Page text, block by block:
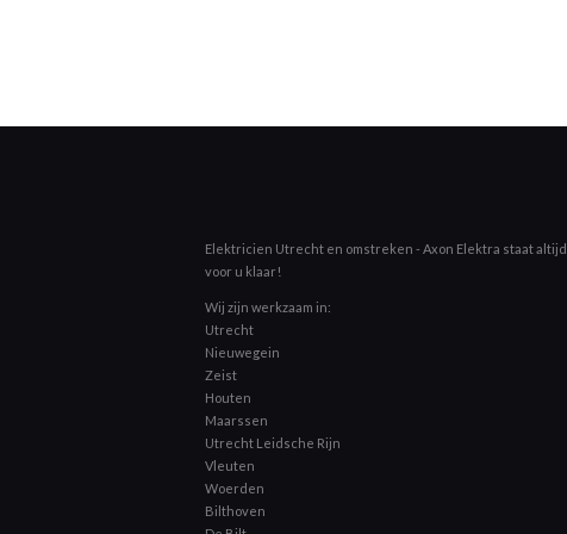
Elektricien Utrecht en omstreken - Axon Elektra staat altijd
voor u klaar!
Wij zijn werkzaam in:
Utrecht
Nieuwegein
Zeist
Houten
Maarssen
Utrecht Leidsche Rijn
Vleuten
Woerden
Bilthoven